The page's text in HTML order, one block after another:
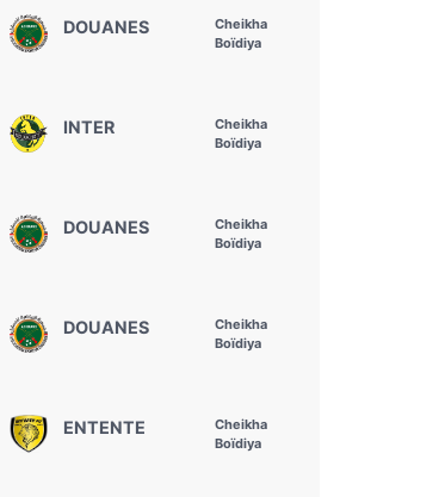
DOUANES
Cheikha
Boïdiya
INTER
Cheikha
Boïdiya
DOUANES
Cheikha
Boïdiya
DOUANES
Cheikha
Boïdiya
ENTENTE
Cheikha
Boïdiya